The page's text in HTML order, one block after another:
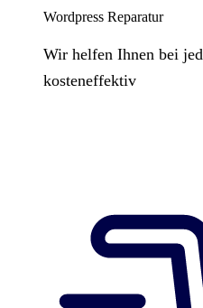
Wordpress Reparatur
Wir helfen Ihnen bei
kosteneffektiv